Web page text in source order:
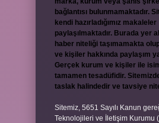
bağlantısı bulunmamaktadır.
kendi hazırladığımız makaleler
paylaşılmaktadır. Burada yer
haber niteliği taşımamakta
ve kişiler hakkında paylaşım
Gerçek kurum ve kişiler ile
tamamen tesadüfidir.
taslak halindedir ve tavsiye
Sitemiz, 5651 Sayılı Kanun
Teknolojileri ve İletişim Kurumu